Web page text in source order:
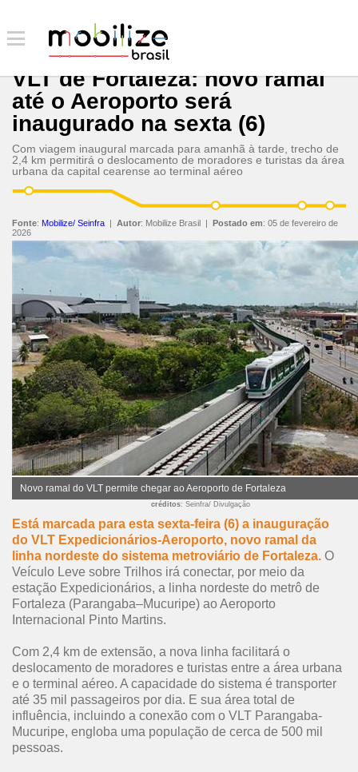
VLT de Fortaleza: novo ramal
até o Aeroporto será
inaugurado na sexta (6)
Com viagem inaugural marcada para amanhã à tarde, trecho de
2,4 km permitirá o deslocamento de moradores e turistas da área
urbana da capital cearense ao terminal aéreo
Fonte: Mobilize/ Seinfra | Autor: Mobilize Brasil | Postado em: 05 de fevereiro de
2026
Novo ramal do VLT permite chegar ao Aeroporto de Fortaleza
créditos: Seinfra/ Divulgação
Está marcada para esta sexta-feira (6) a inauguração
do VLT Expedicionários-Aeroporto, novo ramal da
linha nordeste do sistema metroviário de Fortaleza. O
Veículo Leve sobre Trilhos irá conectar, por meio da
estação Expedicionários, a linha nordeste do metrô de
Fortaleza (Parangaba–Mucuripe) ao Aeroporto
Internacional Pinto Martins.
Com 2,4 km de extensão, a nova linha facilitará o
deslocamento de moradores e turistas entre a área urbana
e o terminal aéreo. A capacidade do sistema é transporter
até 35 mil passageiros por dia. E sua área total de
influência, incluindo a conexão com o VLT Parangaba-
Mucuripe, engloba uma população de cerca de 500 mil
pessoas.